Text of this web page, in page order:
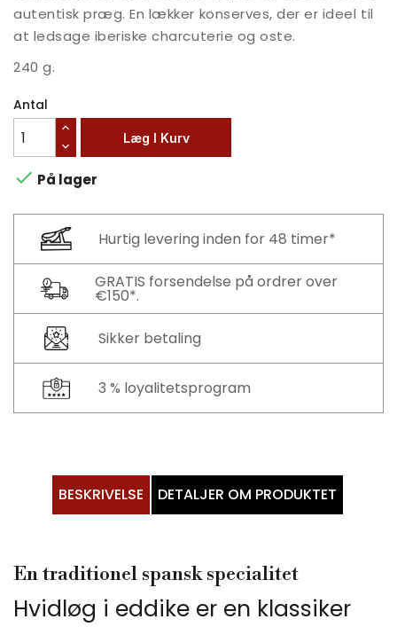
autentisk præg. En lækker konserves, der er ideel til
at ledsage iberiske charcuterie og oste.
240 g.
Antal
Læg I Kurv
 På lager
Hurtig levering inden for 48 timer*
GRATIS forsendelse på ordrer over
€150*.
Sikker betaling
3 % loyalitetsprogram
BESKRIVELSE DETALJER OM PRODUKTET
En traditionel spansk specialitet
Hvidløg i eddike er en klassiker